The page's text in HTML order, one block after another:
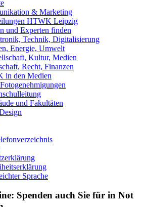
& Marketing
HTWK Leipzig
und Experten finden
Technik, Digitalisierung
Energie, Umwelt
Kultur, Medien
Recht, Finanzen
in den Medien
und Fakultäten
Sprache
Spenden auch Sie für in Not